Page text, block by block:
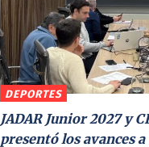
DEPORTES
JADAR Junior 2027 y
presentó los avances